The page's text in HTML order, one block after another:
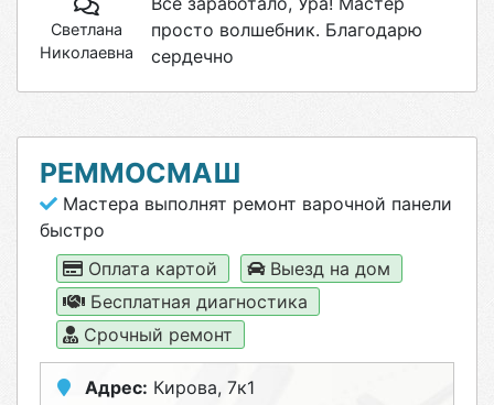
Светлана
Николаевна
просто волшебник. Благодарю
сердечно
РЕММОСМАШ
Мастера выполнят ремонт варочной панели
быстро
Оплата картой
Выезд на дом
Бесплатная диагностика
Срочный ремонт
Адрес: Кирова, 7к1